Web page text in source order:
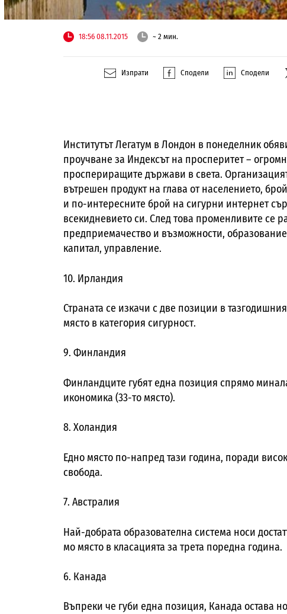
18:56 08.11.2015 ~ 2 мин.
Изпрати Сподели Сподели
Институтът Легатум в Лондон в понеделник
проучване за Индексът на просперитет –
проспериращите държави в света.
вътрешен продукт на глава от населението,
и по-интересните брой на сигурни интернет
всекидневието си. След това променливите се
предприемачество и възможности,
капитал, управление.
10. Ирландия
Страната се изкачи с две позиции в
място в категория сигурност.
9. Финландия
Финландците губят една позиция спрямо
икономика (33-то място).
8. Холандия
Едно място по-напред тази година, поради
свобода.
7. Австралия
Най-добрата образователна система носи
мо място в класацията за трета поредна година.
6. Канада
Въпреки че губи една позиция, Канада остава